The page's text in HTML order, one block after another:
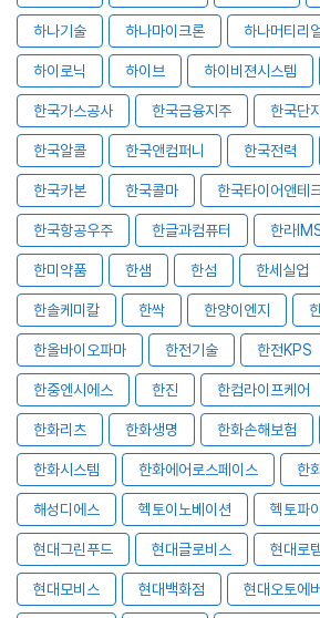
하나기술 하나마이크론 하나머티리
하이로닉 하이브 하이비젼시스템
한국가스공사 한국금융지주 한국단
한국알콜 한국앤컴퍼니 한국전력
한국카본 한국콜마 한국타이어앤테
한국항공우주 한글과컴퓨터 한라
한미약품 한샘 한섬 한세실업
한솔케미칼 한싹 한양이엔지
한올바이오파마 한전기술 한전KPS
한중엔시에스 한진 한컴라이프케어
한화리츠 한화생명 한화손해보험
한화시스템 한화에어로스페이스 한
해성디에스 헥토이노베이션 헥토파
현대그린푸드 현대글로비스 현대로
현대모비스 현대백화점 현대오토에